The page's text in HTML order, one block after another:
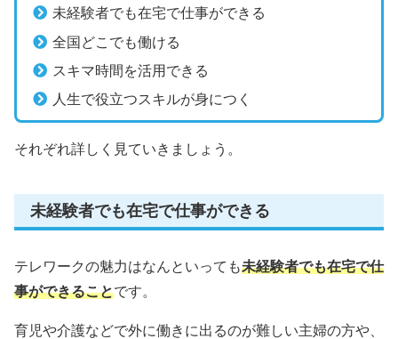
未経験者でも在宅で仕事ができる
全国どこでも働ける
スキマ時間を活用できる
人生で役立つスキルが身につく
それぞれ詳しく見ていきましょう。
未経験者でも在宅で仕事ができる
テレワークの魅力はなんといっても未経験者でも在宅で仕
事ができることです。
育児や介護などで外に働きに出るのが難しい主婦の方や、